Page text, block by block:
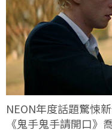
NEON年度話題驚悚
《鬼手鬼手請開口》